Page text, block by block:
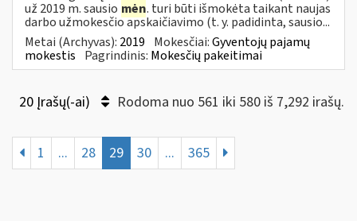
už 2019 m. sausio mėn. turi būti išmokėta taikant naujas
darbo užmokesčio apskaičiavimo (t. y. padidinta, sausio...
Metai (Archyvas): 2019 Mokesčiai:Gyventojų pajamų
mokestis Pagrindinis: Mokesčių pakeitimai
20 Įrašų(-ai) Rodoma nuo 561 iki 580 iš 7,292 irašų.
1 ... 28 29 30 ... 365